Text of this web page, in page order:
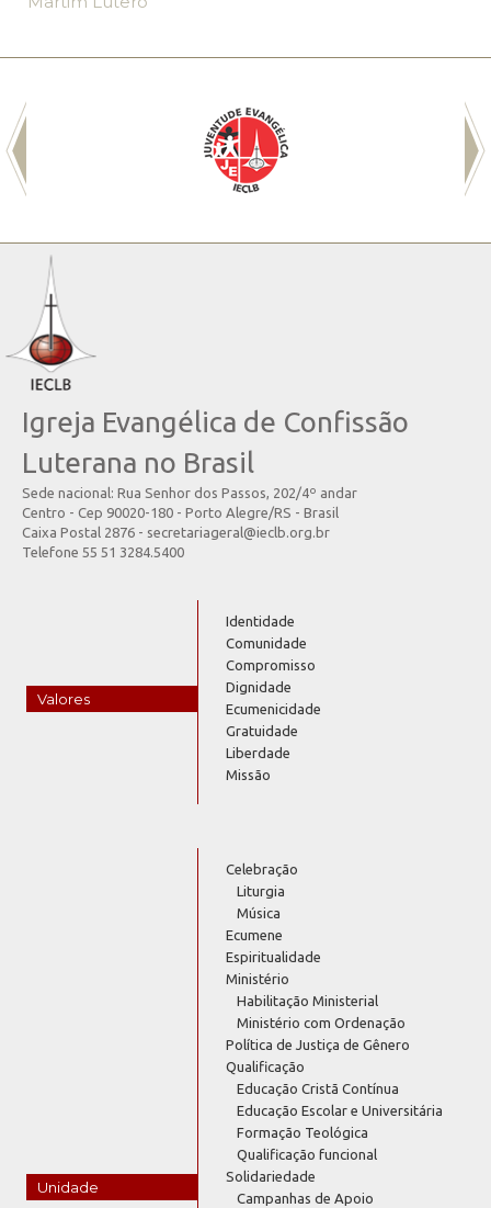
Igreja Evangélica de Confissão
Luterana no Brasil
Sede nacional: Rua Senhor dos Passos, 202/4º andar
Centro - Cep 90020-180 - Porto Alegre/RS - Brasil
Caixa Postal 2876 - secretariageral@ieclb.org.br
Telefone 55 51 3284.5400
Valores
Identidade
Comunidade
Compromisso
Dignidade
Ecumenicidade
Gratuidade
Liberdade
Missão
Unidade
Celebração
Liturgia
Música
Ecumene
Espiritualidade
Ministério
Habilitação Ministerial
Ministério com Ordenação
Política de Justiça de Gênero
Qualificação
Educação Cristã Contínua
Educação Escolar e Universitária
Formação Teológica
Qualificação funcional
Solidariedade
Campanhas de Apoio